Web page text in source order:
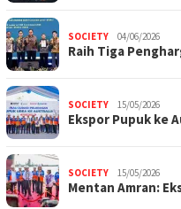
SOCIETY 04/06/2026
Raih Tiga
SOCIETY 15/05/2026
Ekspor Pupuk ke
SOCIETY 15/05/2026
Mentan Amran: